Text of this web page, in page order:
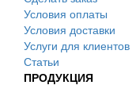
Условия оплаты
Условия доставки
Услуги для клиентов
Статьи
ПРОДУКЦИЯ